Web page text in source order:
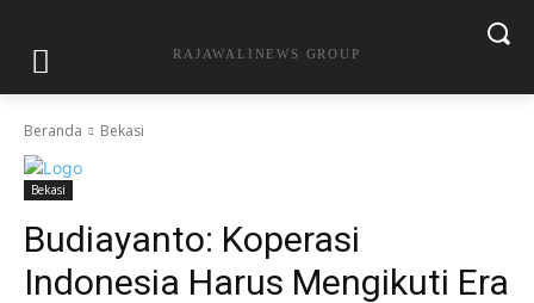
RAJAWALINEWS GROUP
Beranda Bekasi
Bekasi
Budiayanto: Koperasi
Indonesia Harus Mengikuti Era